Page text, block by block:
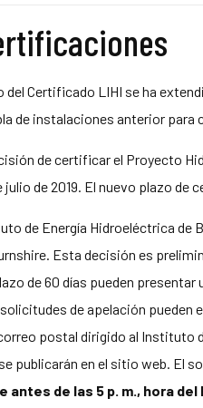
del Certificado LIHI se ha
de instalaciones anterior para
de certificar el Proyecto
de 2019. El nuevo plazo
de Energía Hidroeléctrica de
Esta decisión es
de 60 días pueden
de apelación pueden
postal dirigido al Instituto
publicarán en el sitio web. El
de las 5 p. m., hora del